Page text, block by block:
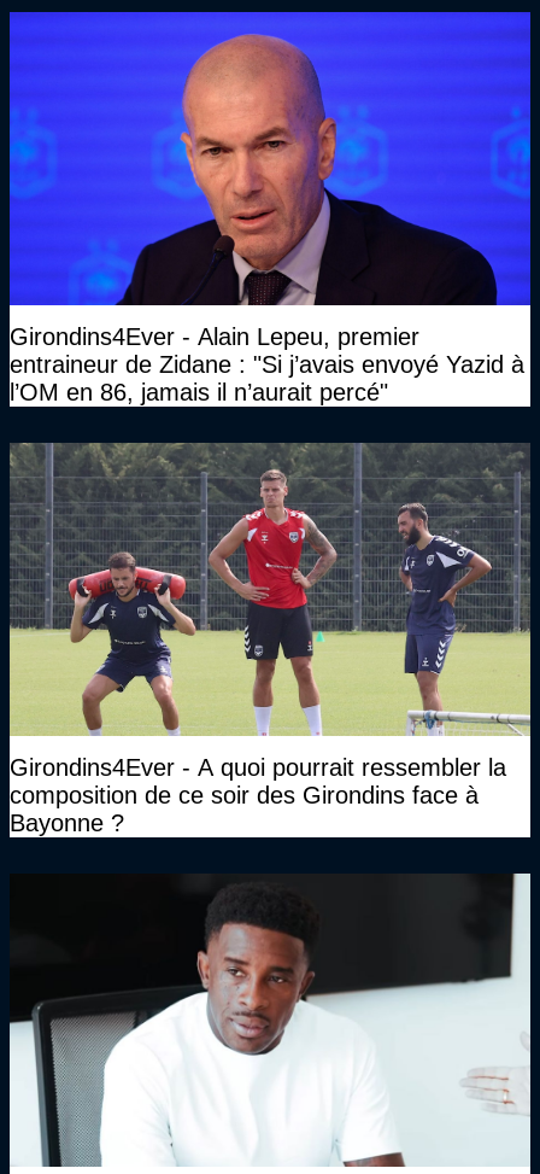
Girondins4Ever - Alain Lepeu, premier
entraineur de Zidane : "Si j’avais envoyé Yazid à
l’OM en 86, jamais il n’aurait percé"
Girondins4Ever - A quoi pourrait ressembler la
composition de ce soir des Girondins face à
Bayonne ?